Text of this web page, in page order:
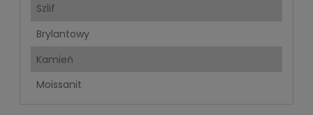
Szlif
Brylantowy
Kamień
Moissanit